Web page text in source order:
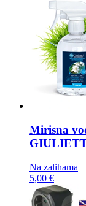
Mirisna
Na zalihama
5,00 €